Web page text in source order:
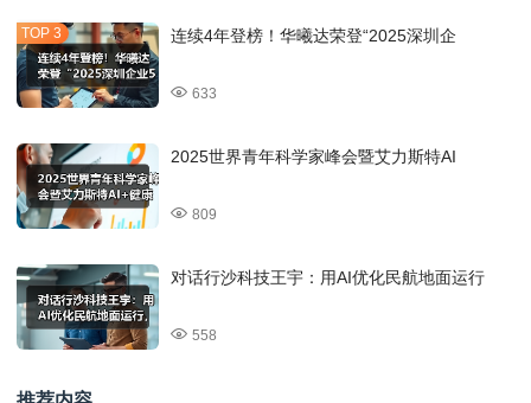
连续4年登榜！华曦达荣登“2025深圳企
633
2025世界青年科学家峰会暨艾力斯特AI
809
对话行沙科技王宇：用AI优化民航地面运行
558